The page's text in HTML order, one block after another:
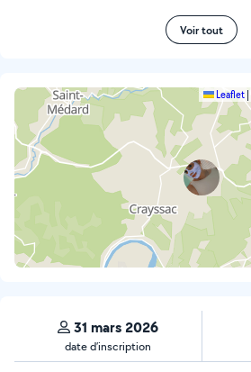
Voir tout
Leaflet
31 mars 2026
date d’inscription